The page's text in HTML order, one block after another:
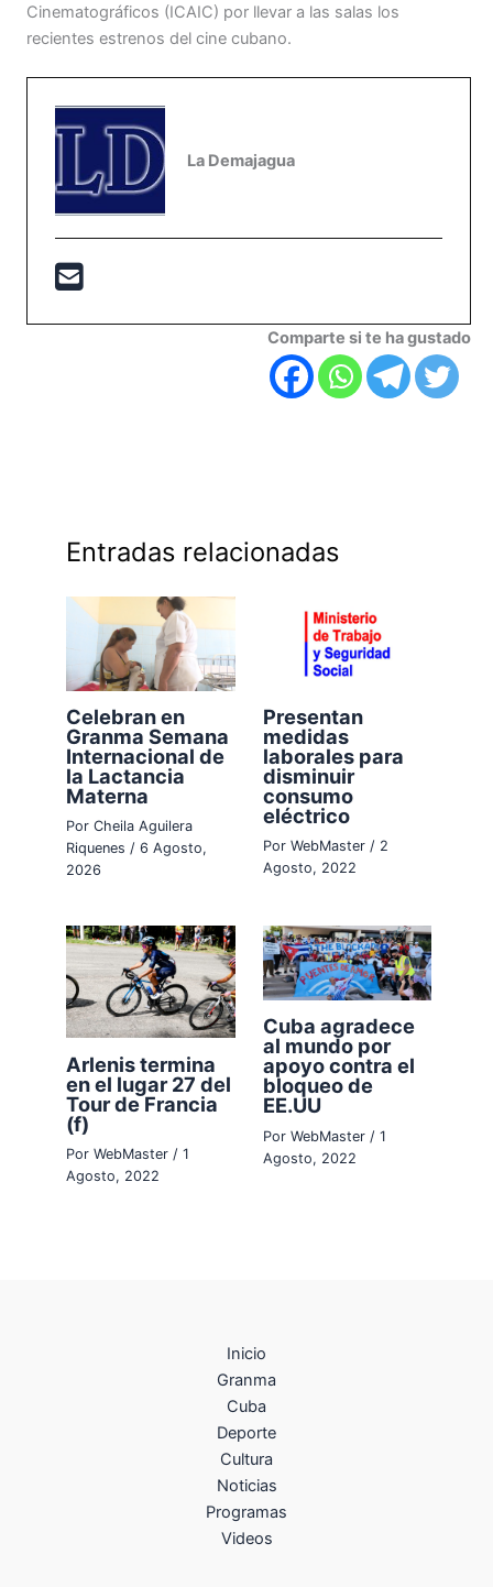
Cinematográficos (ICAIC) por llevar a las salas los
recientes estrenos del cine cubano.
La Demajagua
Comparte si te ha gustado
Entradas relacionadas
Celebran en
Granma Semana
Internacional de
la Lactancia
Materna
PorCheila Aguilera
Riquenes/6 Agosto,
2026
Presentan
medidas
laborales para
disminuir
consumo
eléctrico
Por WebMaster / 2
Agosto, 2022
Arlenis termina
en el lugar 27 del
Tour de Francia
(f)
PorWebMaster /1
Agosto, 2022
Cuba agradece
al mundo por
apoyo contra el
bloqueo de
EE.UU
Por WebMaster / 1
Agosto, 2022
Inicio
Granma
Cuba
Deporte
Cultura
Noticias
Programas
Videos